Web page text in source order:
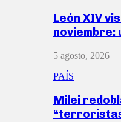
León XIV
noviembre:
5 agosto, 2026
PAÍS
Milei